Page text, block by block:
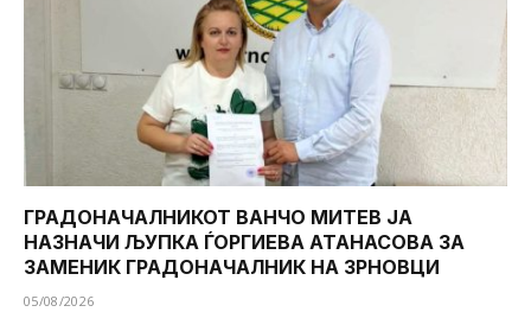
ГРАДОНАЧАЛНИКОТ ВАНЧО МИТЕВ ЈА
НАЗНАЧИ ЉУПКА ЃОРГИЕВА АТАНАСОВА ЗА
ЗАМЕНИК ГРАДОНАЧАЛНИК НА ЗРНОВЦИ
05/08/2026